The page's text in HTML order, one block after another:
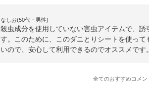
なしお(50代・男性)
殺虫成分を使用していない害虫アイテムで、
す。このために、このダニとりシートを使っ
いので、安心して利用できるのでオススメです。
全てのおすすめコメン